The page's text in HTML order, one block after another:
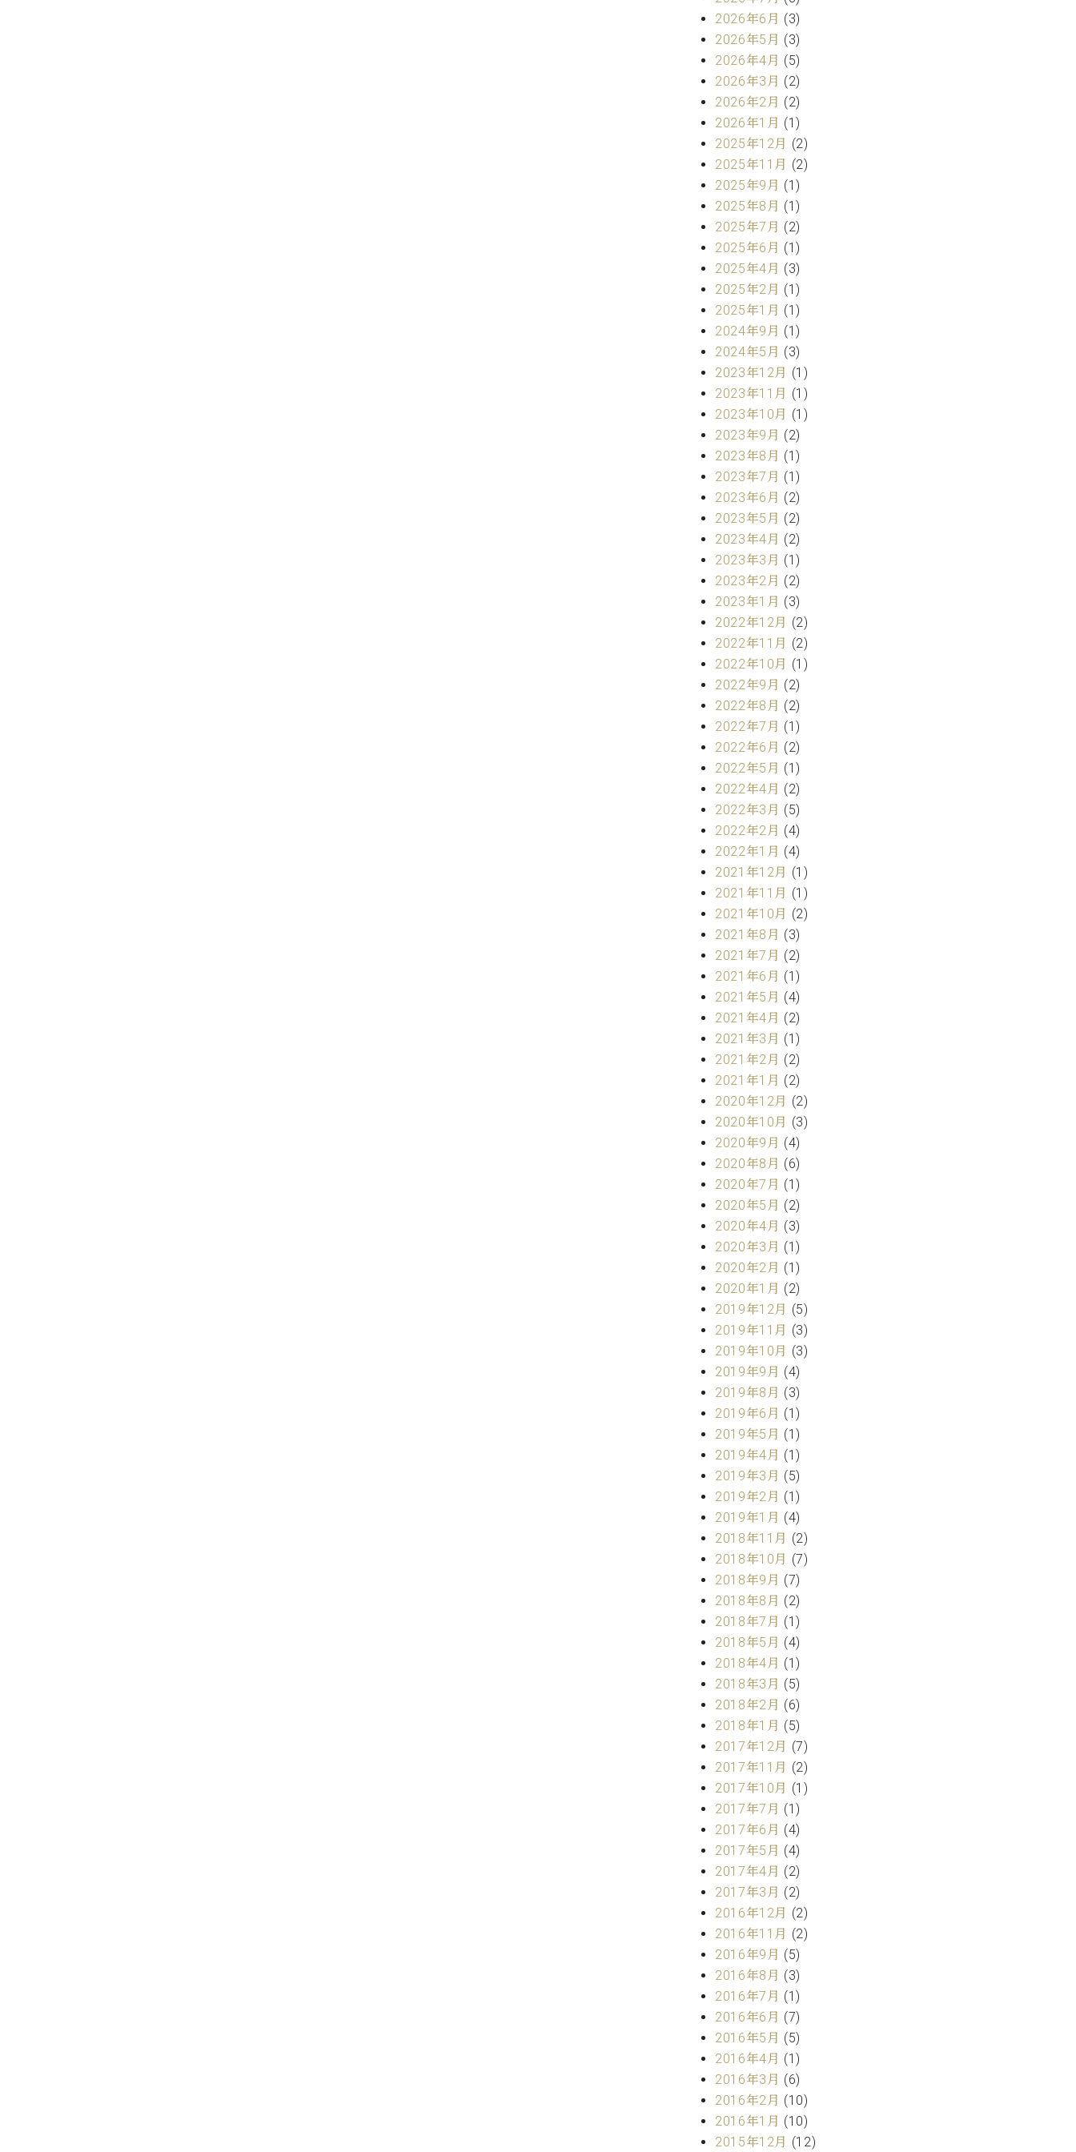
2026年6月 (3)
2026年5月 (3)
2026年4月 (5)
2026年3月 (2)
2026年2月 (2)
2026年1月 (1)
2025年12月 (2)
2025年11月 (2)
2025年9月 (1)
2025年8月 (1)
2025年7月 (2)
2025年6月 (1)
2025年4月 (3)
2025年2月 (1)
2025年1月 (1)
2024年9月 (1)
2024年5月 (3)
2023年12月 (1)
2023年11月 (1)
2023年10月 (1)
2023年9月 (2)
2023年8月 (1)
2023年7月 (1)
2023年6月 (2)
2023年5月 (2)
2023年4月 (2)
2023年3月 (1)
2023年2月 (2)
2023年1月 (3)
2022年12月 (2)
2022年11月 (2)
2022年10月 (1)
2022年9月 (2)
2022年8月 (2)
2022年7月 (1)
2022年6月 (2)
2022年5月 (1)
2022年4月 (2)
2022年3月 (5)
2022年2月 (4)
2022年1月 (4)
2021年12月 (1)
2021年11月 (1)
2021年10月 (2)
2021年8月 (3)
2021年7月 (2)
2021年6月 (1)
2021年5月 (4)
2021年4月 (2)
2021年3月 (1)
2021年2月 (2)
2021年1月 (2)
2020年12月 (2)
2020年10月 (3)
2020年9月 (4)
2020年8月 (6)
2020年7月 (1)
2020年5月 (2)
2020年4月 (3)
2020年3月 (1)
2020年2月 (1)
2020年1月 (2)
2019年12月 (5)
2019年11月 (3)
2019年10月 (3)
2019年9月 (4)
2019年8月 (3)
2019年6月 (1)
2019年5月 (1)
2019年4月 (1)
2019年3月 (5)
2019年2月 (1)
2019年1月 (4)
2018年11月 (2)
2018年10月 (7)
2018年9月 (7)
2018年8月 (2)
2018年7月 (1)
2018年5月 (4)
2018年4月 (1)
2018年3月 (5)
2018年2月 (6)
2018年1月 (5)
2017年12月 (7)
2017年11月 (2)
2017年10月 (1)
2017年7月 (1)
2017年6月 (4)
2017年5月 (4)
2017年4月 (2)
2017年3月 (2)
2016年12月 (2)
2016年11月 (2)
2016年9月 (5)
2016年8月 (3)
2016年7月 (1)
2016年6月 (7)
2016年5月 (5)
2016年4月 (1)
2016年3月 (6)
2016年2月 (10)
2016年1月 (10)
2015年12月 (12)